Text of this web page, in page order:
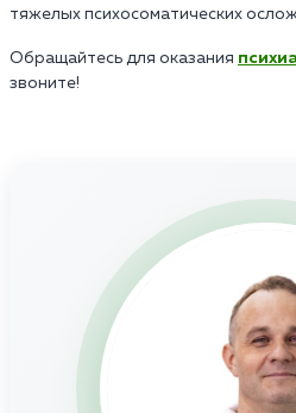
тяжелых психосоматических
Обращайтесь для оказания
звоните!